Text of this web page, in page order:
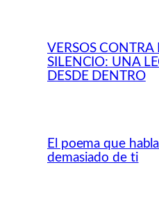
VERSOS CONTRA
SILENCIO: UNA
DESDE DENTRO
El poema que
demasiado de ti